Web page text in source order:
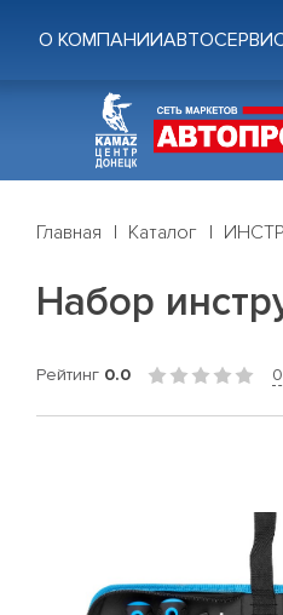
О КОМПАНИИ
Главная Каталог
Набор
Рейтинг 0.0